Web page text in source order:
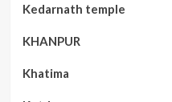
Kedarnath temple
KHANPUR
Khatima